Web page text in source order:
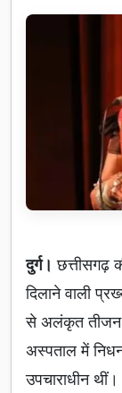
दुर्ग।छत्तीसगढ़
दिलाने वाली
से अलंकृत तीजन
अस्पताल में
उपचाराधीन